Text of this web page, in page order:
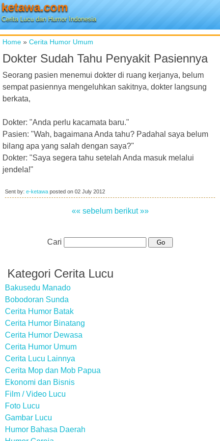
ketawa.com
Cerita Lucu dan Humor Indonesia
Home » Cerita Humor Umum
Dokter Sudah Tahu Penyakit Pasiennya
Seorang pasien menemui dokter di ruang kerjanya, belum
sempat pasiennya mengeluhkan sakitnya, dokter langsung
berkata,
Dokter: "Anda perlu kacamata baru."
Pasien: "Wah, bagaimana Anda tahu? Padahal saya belum
bilang apa yang salah dengan saya?"
Dokter: "Saya segera tahu setelah Anda masuk melalui
jendela!"
Sent by: e-ketawa posted on 02 July 2012
«« sebelum berikut »»
Cari
Kategori Cerita Lucu
Bakusedu Manado
Bobodoran Sunda
Cerita Humor Batak
Cerita Humor Binatang
Cerita Humor Dewasa
Cerita Humor Umum
Cerita Lucu Lainnya
Cerita Mop dan Mob Papua
Ekonomi dan Bisnis
Film / Video Lucu
Foto Lucu
Gambar Lucu
Humor Bahasa Daerah